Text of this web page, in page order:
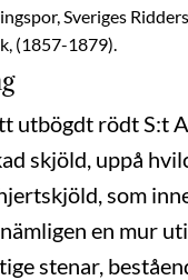
Sveriges
(1857-1879).
utbögdt rödt S:t
skjöld, uppå
som
en mur
stenar,